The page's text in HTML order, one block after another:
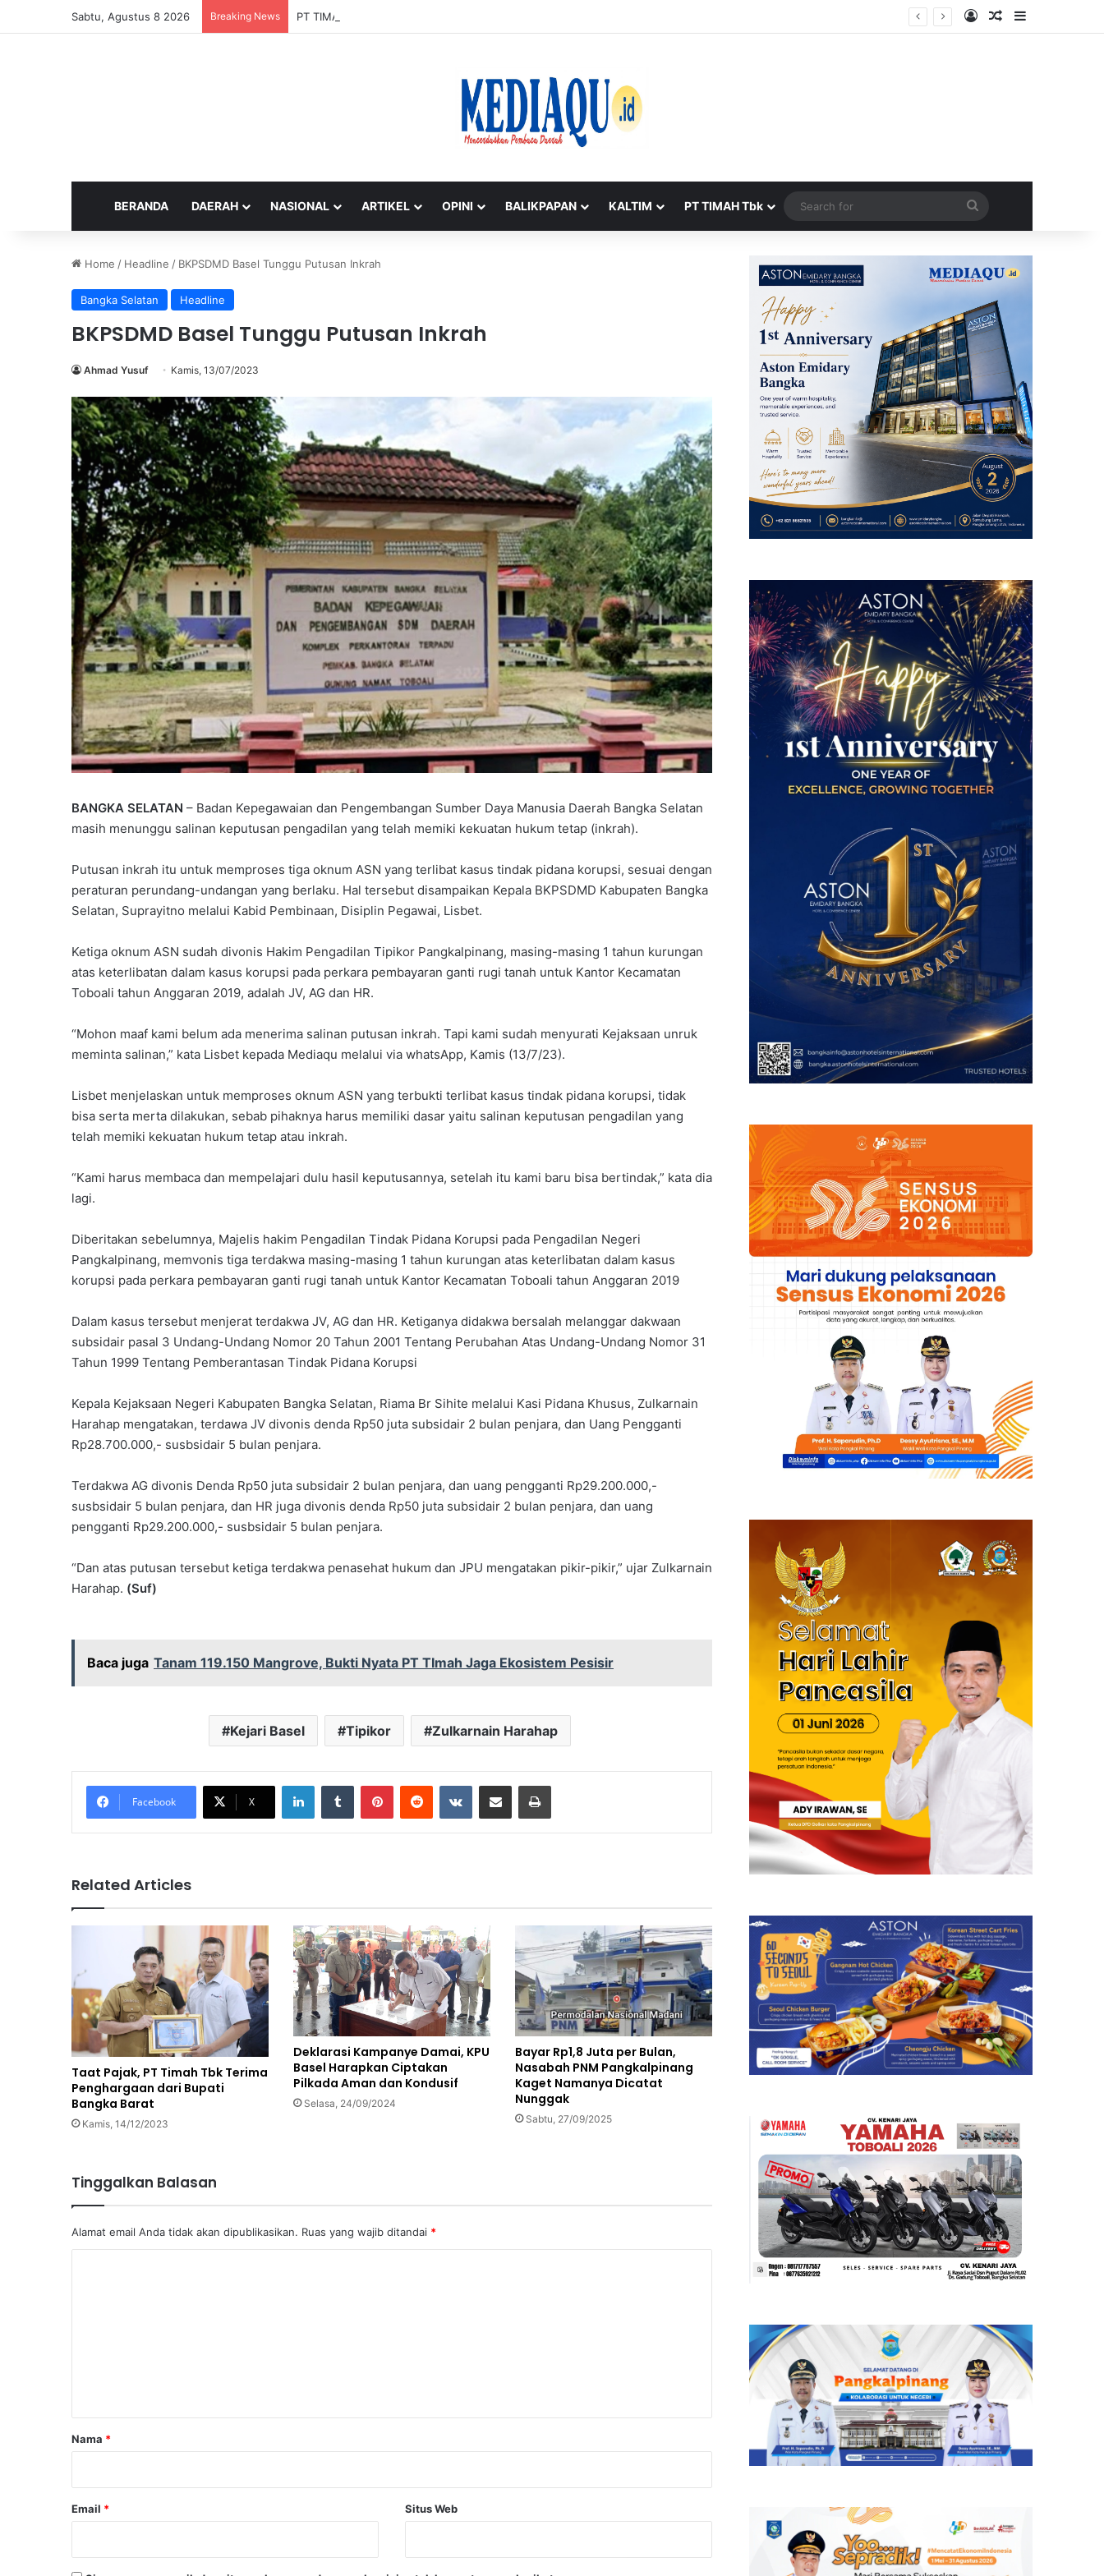
Sabtu, Agustus 8 2026 Breaking News PT TIMAH Tanggapi Aksi Masyarakat di Beltim, Imbau Jaga Kondusifitas Log InRandom Article
Sidebar
BERANDA DAERAH NASIONAL ARTIKEL OPINI BALIKPAPAN KALTIM PT TIMAH Tbk
for
Home / Headline / BKPSDMD Basel Tunggu Putusan Inkrah
Bangka Selatan Headline
BKPSDMD Basel Tunggu Putusan Inkrah
Ahmad Yusuf Kamis, 13/07/2023
BANGKA SELATAN – Badan Kepegawaian dan Pengembangan Sumber Daya Manusia Daerah Bangka Selatan
masih menunggu salinan keputusan pengadilan yang telah memiki kekuatan hukum tetap (inkrah).
Putusan inkrah itu untuk memproses tiga oknum ASN yang terlibat kasus tindak pidana korupsi, sesuai dengan
peraturan perundang-undangan yang berlaku. Hal tersebut disampaikan Kepala BKPSDMD Kabupaten Bangka
Selatan, Suprayitno melalui Kabid Pembinaan, Disiplin Pegawai, Lisbet.
Ketiga oknum ASN sudah divonis Hakim Pengadilan Tipikor Pangkalpinang, masing-masing 1 tahun kurungan
atas keterlibatan dalam kasus korupsi pada perkara pembayaran ganti rugi tanah untuk Kantor Kecamatan
Toboali tahun Anggaran 2019, adalah JV, AG dan HR.
“Mohon maaf kami belum ada menerima salinan putusan inkrah. Tapi kami sudah menyurati Kejaksaan unruk
meminta salinan,” kata Lisbet kepada Mediaqu melalui via whatsApp, Kamis (13/7/23).
Lisbet menjelaskan untuk memproses oknum ASN yang terbukti terlibat kasus tindak pidana korupsi, tidak
bisa serta merta dilakukan, sebab pihaknya harus memiliki dasar yaitu salinan keputusan pengadilan yang
telah memiki kekuatan hukum tetap atau inkrah.
“Kami harus membaca dan mempelajari dulu hasil keputusannya, setelah itu kami baru bisa bertindak,” kata dia
lagi.
Diberitakan sebelumnya, Majelis hakim Pengadilan Tindak Pidana Korupsi pada Pengadilan Negeri
Pangkalpinang, memvonis tiga terdakwa masing-masing 1 tahun kurungan atas keterlibatan dalam kasus
korupsi pada perkara pembayaran ganti rugi tanah untuk Kantor Kecamatan Toboali tahun Anggaran 2019
Dalam kasus tersebut menjerat terdakwa JV, AG dan HR. Ketiganya didakwa bersalah melanggar dakwaan
subsidair pasal 3 Undang-Undang Nomor 20 Tahun 2001 Tentang Perubahan Atas Undang-Undang Nomor 31
Tahun 1999 Tentang Pemberantasan Tindak Pidana Korupsi
Kepala Kejaksaan Negeri Kabupaten Bangka Selatan, Riama Br Sihite melalui Kasi Pidana Khusus, Zulkarnain
Harahap mengatakan, terdawa JV divonis denda Rp50 juta subsidair 2 bulan penjara, dan Uang Pengganti
Rp28.700.000,- susbsidair 5 bulan penjara.
Terdakwa AG divonis Denda Rp50 juta subsidair 2 bulan penjara, dan uang pengganti Rp29.200.000,-
susbsidair 5 bulan penjara, dan HR juga divonis denda Rp50 juta subsidair 2 bulan penjara, dan uang
pengganti Rp29.200.000,- susbsidair 5 bulan penjara.
“Dan atas putusan tersebut ketiga terdakwa penasehat hukum dan JPU mengatakan pikir-pikir,” ujar Zulkarnain
Harahap. (Suf)
Baca juga Tanam 119.150 Mangrove, Bukti Nyata PT TImah Jaga Ekosistem Pesisir
Kejari Basel Tipikor Zulkarnain Harahap
Facebook X
LinkedInTumblr PinterestReddit VKontakteShare via Email Print
Related Articles
Taat Pajak, PT Timah Tbk Terima
Penghargaan dari Bupati
Bangka Barat
Kamis, 14/12/2023
Deklarasi Kampanye Damai, KPU
Basel Harapkan Ciptakan
Pilkada Aman dan Kondusif
Selasa, 24/09/2024
Bayar Rp1,8 Juta per Bulan,
Nasabah PNM Pangkalpinang
Kaget Namanya Dicatat
Nunggak
Sabtu, 27/09/2025
Tinggalkan Balasan
Alamat email Anda tidak akan dipublikasikan. Ruas yang wajib ditandai *
rNama *
Email * Situs Web